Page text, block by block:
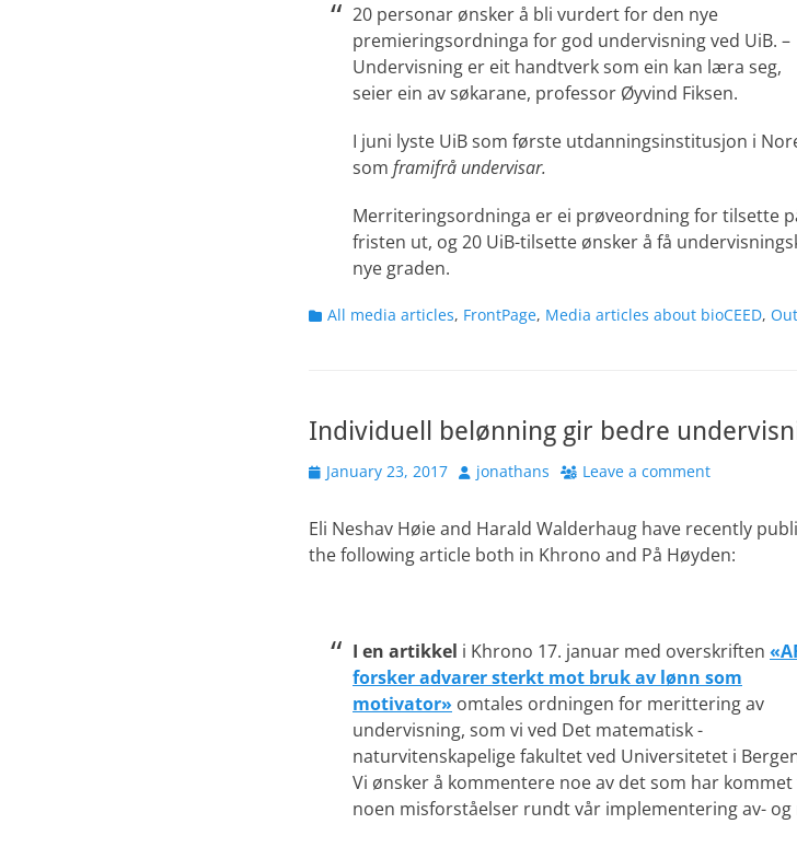
20 personar ønsker å bli vurdert for den nye
premieringsordninga for god undervisning ved UiB. –
Undervisning er eit handtverk som ein kan læra seg,
seier ein av søkarane, professor Øyvind Fiksen.
I juni lyste UiB som første utdanningsinstitusjon i
som framifrå undervisar.
Merriteringsordninga er ei prøveordning for tilsette
fristen ut, og 20 UiB-tilsette ønsker å få
nye graden.
Categories
All media articles, FrontPage, Media articles about bioCEED,
Individuell belønning gir bedre
Posted
January 23, 2017 Author
jonathans Leave a comment
Eli Neshav Høie and Harald Walderhaug have recently
the following article both in Khrono and På Høyden:
I en artikkel i Khrono 17. januar med overskriften «
forsker advarer sterkt mot bruk av lønn som
motivator» omtales ordningen for merittering av
undervisning, som vi ved Det matematisk -
naturvitenskapelige fakultet ved Universitetet i
Vi ønsker å kommentere noe av det som har
noen misforståelser rundt vår implementering av-